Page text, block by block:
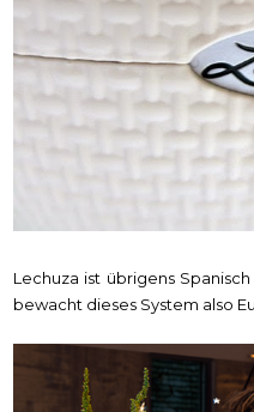
Lechuza ist übrigens
bewacht dieses System also